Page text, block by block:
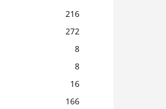
216
272
8
8
16
166